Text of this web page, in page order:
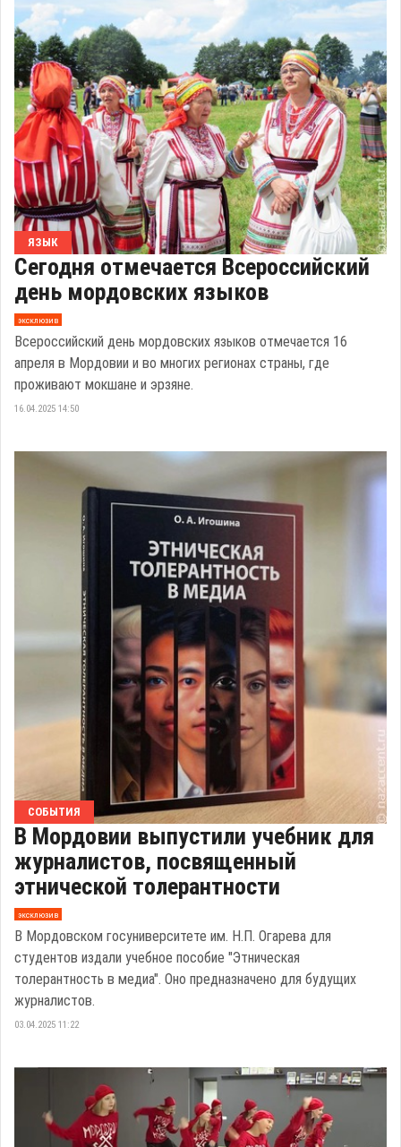
ЯЗЫК
Сегодня отмечается Всероссийский
день мордовских языков
эксклюзив
Всероссийский день мордовских языков отмечается 16
апреля в Мордовии и во многих регионах страны, где
проживают мокшане и эрзяне.
16.04.2025 14:50
СОБЫТИЯ
В Мордовии выпустили учебник для
журналистов, посвященный
этнической толерантности
эксклюзив
В Мордовском госуниверситете им. Н.П. Огарева для
студентов издали учебное пособие "Этническая
толерантность в медиа". Оно предназначено для будущих
журналистов.
03.04.2025 11:22